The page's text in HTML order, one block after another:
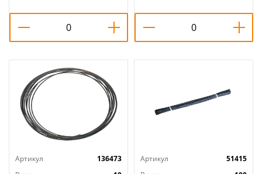
Артикул
136473
Артикул
51415